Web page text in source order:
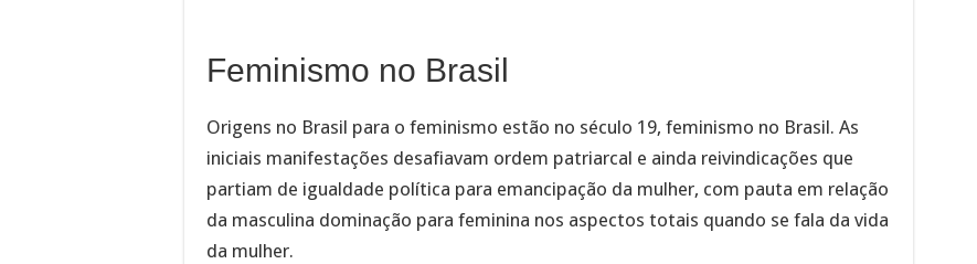
Feminismo no Brasil
Origens no Brasil para o feminismo estão no século 19, feminismo no Brasil. As
iniciais manifestações desafiavam ordem patriarcal e ainda reivindicações que
partiam de igualdade política para emancipação da mulher, com pauta em relação
da masculina dominação para feminina nos aspectos totais quando se fala da vida
da mulher.